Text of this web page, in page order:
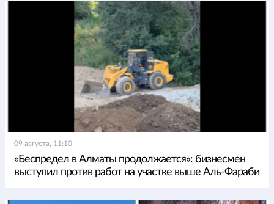
09 августа, 11:10
«Беспредел в Алматы продолжается»: бизнесмен
выступил против работ на участке выше Аль-Фараби